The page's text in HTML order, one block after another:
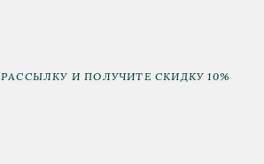
И ПОЛУЧИТЕ СКИДКУ 10%